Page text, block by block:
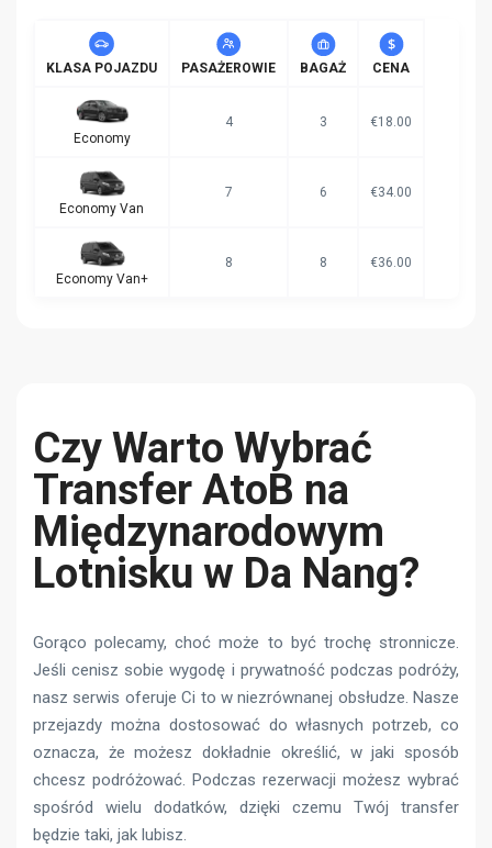
KLASA POJAZDU PASAŻEROWIE BAGAŻ CENA
Economy
4 3 €18.00
Economy Van
7 6 €34.00
Economy Van+
8 8 €36.00
Czy Warto Wybrać
Transfer AtoB na
Międzynarodowym
Lotnisku w Da Nang?
Gorąco polecamy, choć może to być trochę stronnicze.
Jeśli cenisz sobie wygodę i prywatność podczas podróży,
nasz serwis oferuje Ci to w niezrównanej obsłudze. Nasze
przejazdy można dostosować do własnych potrzeb, co
oznacza, że ​​możesz dokładnie określić, w jaki sposób
chcesz podróżować. Podczas rezerwacji możesz wybrać
spośród wielu dodatków, dzięki czemu Twój transfer
będzie taki, jak lubisz.